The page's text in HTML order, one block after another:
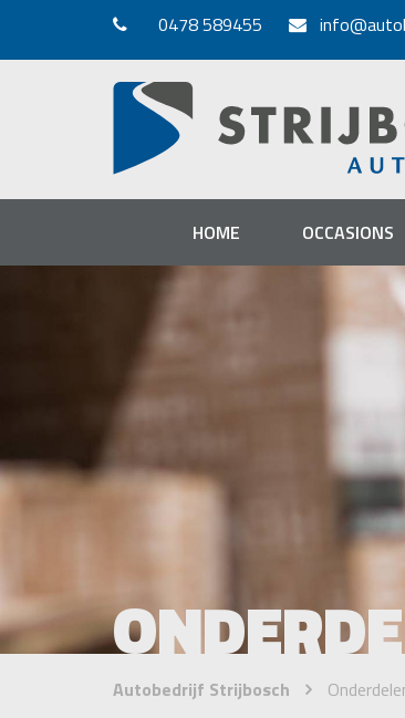
0478 589455
HOME OCCASIONS
Autobedrijf Strijbosch